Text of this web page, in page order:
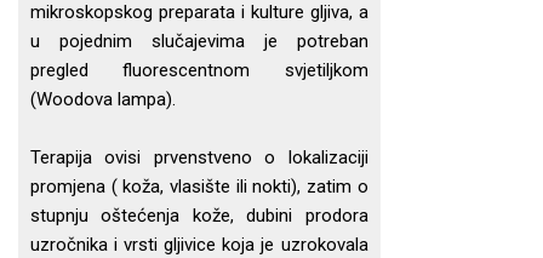
mikroskopskog preparata i kulture gljiva, a
u pojednim slučajevima je potreban
pregled fluorescentnom svjetiljkom
(Woodova lampa).
Terapija ovisi prvenstveno o lokalizaciji
promjena ( koža, vlasište ili nokti), zatim o
stupnju oštećenja kože, dubini prodora
uzročnika i vrsti gljivice koja je uzrokovala